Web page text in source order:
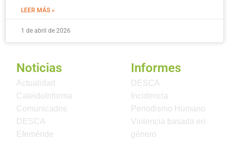
LEER MÁS »
1 de abril de 2026
Noticias
Actualidad
CaleidoInforma
Comunicados
DESCA
Efeméride
Informes
DESCA
Incidencia
Periodismo Humano
Violencia basada en
género